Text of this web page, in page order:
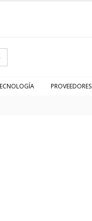
PROVEEDORES